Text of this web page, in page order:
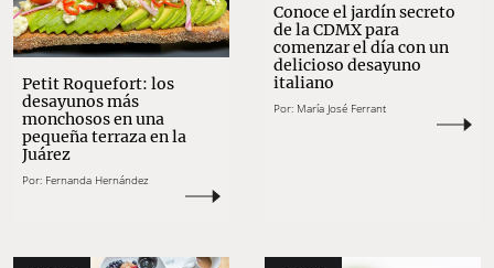
Petit Roquefort: los
desayunos más
monchosos en una
pequeña terraza en la
Juárez
Por: Fernanda Hernández
Conoce el jardín secreto
de la CDMX para
comenzar el día con un
delicioso desayuno
italiano
Por: María José Ferrant